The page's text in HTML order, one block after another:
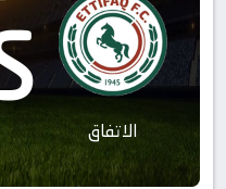
الاتفاق